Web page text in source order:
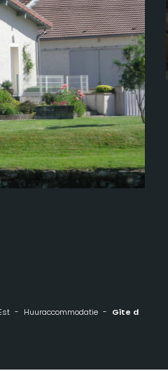
Huuraccommodatie Gîte de Belleray